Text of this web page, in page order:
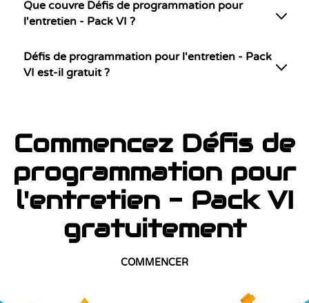
Que couvre Défis de programmation pour
l'entretien - Pack VI ?
Défis de programmation pour l'entretien - Pack
VI est-il gratuit ?
Commencez Défis de
programmation pour
l'entretien - Pack VI
gratuitement
COMMENCER